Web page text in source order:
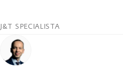
J&T SPECIALISTA